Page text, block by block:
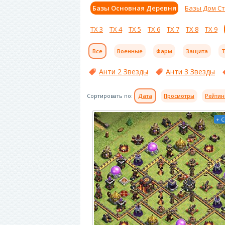
Базы Основная Деревня Базы Дом
ТХ 3 ТХ 4 ТХ 5 ТХ 6 ТХ 7 ТХ 8 ТХ 9
Все Военные Фарм Защита
Анти 2 Звезды Анти 3 Звезды
Сортировать по: Дата Просмотры
+